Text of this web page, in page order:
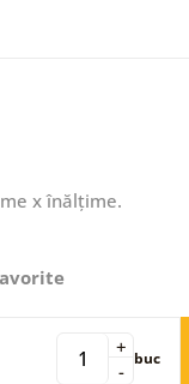
x înălțime.
-
+ buc